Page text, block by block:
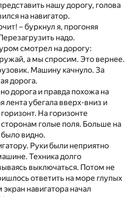
нашу дорогу, голова
на навигатор.
– буркнул я, прогоняя
надо.
смотрел на дорогу:
а мы спросим. Это вернее.
Машину качнуло. За
дорога.
дорога и правда похожа на
лента убегала вверх-вниз и
На горизонте
голые поля. Больше на
было видно.
Руки были неприятно
Техника долго
выключаться. Потом не
ответить на море глупых
навигатора начал